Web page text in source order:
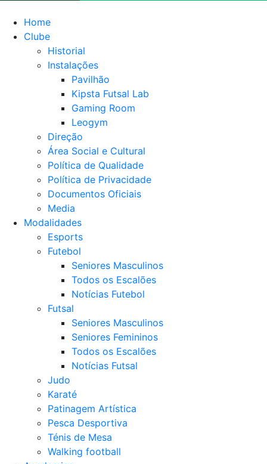
Home
Clube
Historial
Instalações
Pavilhão
Kipsta Futsal Lab
Gaming Room
Leogym
Direção
Área Social e Cultural
Política de Qualidade
Política de Privacidade
Documentos Oficiais
Media
Modalidades
Esports
Futebol
Seniores Masculinos
Todos os Escalões
Notícias Futebol
Futsal
Seniores Masculinos
Seniores Femininos
Todos os Escalões
Notícias Futsal
Judo
Karaté
Patinagem Artística
Pesca Desportiva
Ténis de Mesa
Walking football